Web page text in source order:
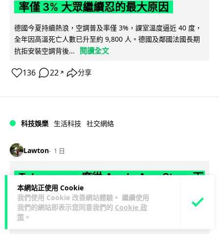
本網站正使用 Cookie
我們使用 Cookie 改善網站體驗。 繼續使用
我們的網站即表示您同意我們的 Cookie 政
策 。
率僅 3% 大眾繼續忍的最大原因
德國今夏持續熱浪，空調普及率僅 3%，課室溫度逼近 40 度，
全年因高溫死亡人數已升至約 9,800 人。德國及鄰國法國長期
抗拒安裝空調背後...
閱讀全文
136 22 ↗ 分享
科技娛樂 生活科技 社交網絡
Lawton 1 日
Telegram 一度從 Apple App Store 下
架 官方未解釋原因迅速恢復上架
Telegram 8 月 4 日一度從 Apple App Store 消失，新用戶無